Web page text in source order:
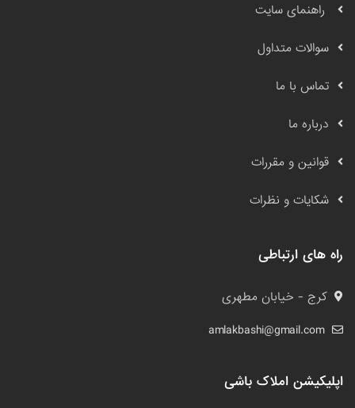
راهنمای سایت
سوالات متداول
تماس با ما
درباره ما
قوانین و مقررات
شکایات و نظرات
راه های ارتباطی
کرج - خیابان مطهری
amlakbashi@gmail.com
اپلیکیشن املاک باشی